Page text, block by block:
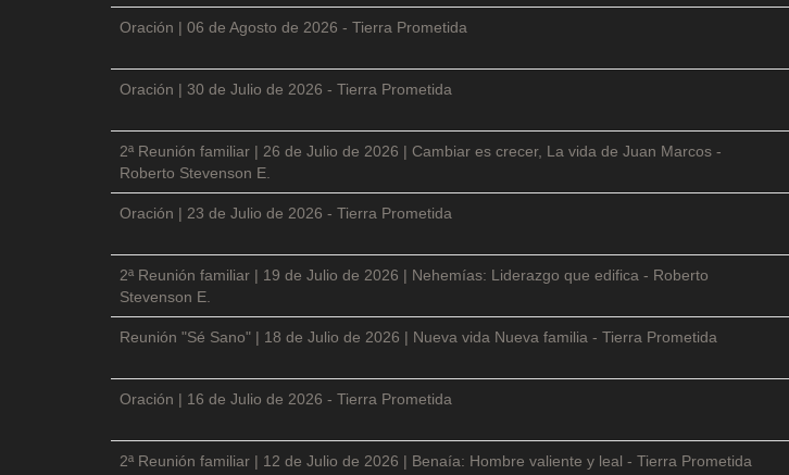
Oración | 06 de Agosto de 2026 - Tierra Prometida
Oración | 30 de Julio de 2026 - Tierra Prometida
2ª Reunión familiar | 26 de Julio de 2026 | Cambiar es crecer, La vida de Juan Marcos -
Roberto Stevenson E.
Oración | 23 de Julio de 2026 - Tierra Prometida
2ª Reunión familiar | 19 de Julio de 2026 | Nehemías: Liderazgo que edifica - Roberto
Stevenson E.
Reunión "Sé Sano" | 18 de Julio de 2026 | Nueva vida Nueva familia - Tierra Prometida
Oración | 16 de Julio de 2026 - Tierra Prometida
2ª Reunión familiar | 12 de Julio de 2026 | Benaía: Hombre valiente y leal - Tierra Prometida